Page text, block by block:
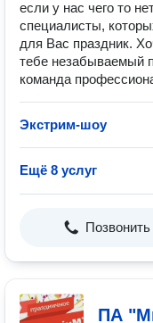
если у нас чего то
специалисты,
для Вас праздник.
тебе незабываемый
команда
Экстрим-шоу
Ещё 8 услуг
Позвонить
ПА